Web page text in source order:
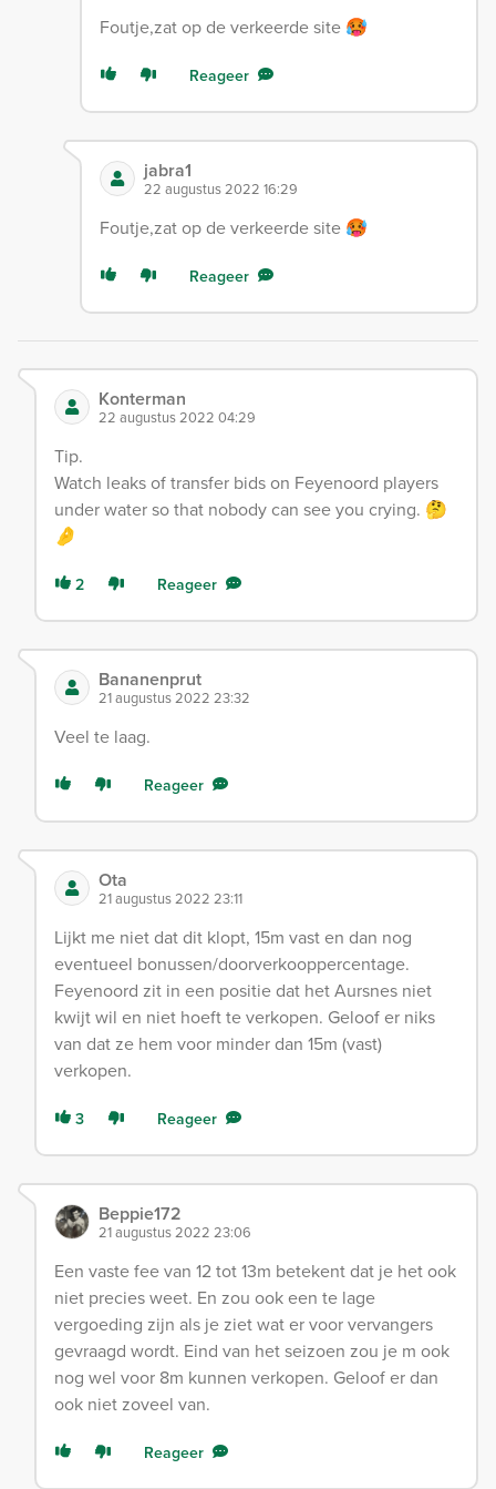
Foutje,zat op de verkeerde site 🥵
Reageer
jabra1
22 augustus 2022 16:29
Foutje,zat op de verkeerde site 🥵
Reageer
Konterman
22 augustus 2022 04:29
Tip.
Watch leaks of transfer bids on Feyenoord players
under water so that nobody can see you crying. 🤔
🤌
2 Reageer
Bananenprut
21 augustus 2022 23:32
Veel te laag.
Reageer
Ota
21 augustus 2022 23:11
Lijkt me niet dat dit klopt, 15m vast en dan nog
eventueel bonussen/doorverkooppercentage.
Feyenoord zit in een positie dat het Aursnes niet
kwijt wil en niet hoeft te verkopen. Geloof er niks
van dat ze hem voor minder dan 15m (vast)
verkopen.
3 Reageer
Beppie172
21 augustus 2022 23:06
Een vaste fee van 12 tot 13m betekent dat je het ook
niet precies weet. En zou ook een te lage
vergoeding zijn als je ziet wat er voor vervangers
gevraagd wordt. Eind van het seizoen zou je m ook
nog wel voor 8m kunnen verkopen. Geloof er dan
ook niet zoveel van.
Reageer